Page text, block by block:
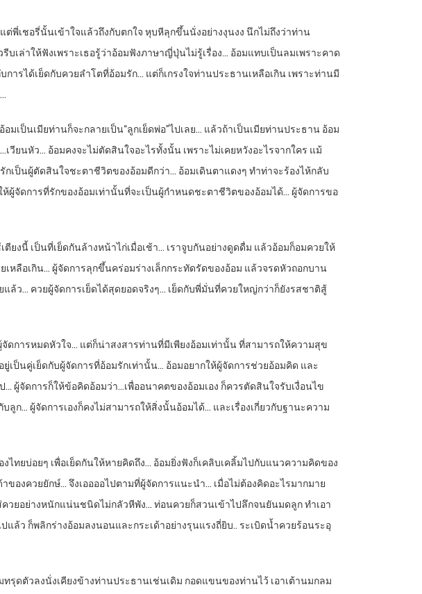
พี่เชอรี่นั้นเข้าใจแล้วถึงกับตกใจ หุบหีลุกขึ้นนั่งอย่างงุนงง นึกไม่ถึงว่าท่าน
ล่าให้ฟังเพราะเธอรู้ว่าอ้อมฟังภาษาญี่ปุ่นไม่รู้เรื่อง… อ้อมแทบเป็นลมเพราะคาด
รได้เย็ดกับควยลำโตที่อ้อมรัก… แต่ก็เกรงใจท่านประธานเหลือเกิน เพราะท่านมี
เป็นเมียท่านก็จะกลายเป็น“ลูกเย็ดพ่อ”ไปเลย… แล้วถ้าเป็นเมียท่านประธาน อ้อม
ยนหัว… อ้อมคงจะไม่ตัดสินใจอะไรทั้งนั้น เพราะไม่เคยหวังอะไรจากใคร แม้
เป็นผู้ตัดสินใจชะตาชีวิตของอ้อมดีกว่า… อ้อมเดินตาแดงๆ ทำท่าจะร้องไห้กลับ
ผู้จัดการที่รักของอ้อมเท่านั้นที่จะเป็นผู้กำหนดชะตาชีวิตของอ้อมได้… ผู้จัดการขอ
ยงนี้ เป็นที่เย็ดกันล้างหน้าไก่เมื่อเช้า… เราจูบกันอย่างดูดดื่ม แล้วอ้อมก็อมควยให้
หลือเกิน… ผู้จัดการลุกขึ้นคร่อมร่างเล็กกระทัดรัดของอ้อม แล้วจรดหัวถอกบาน
ล้ว… ควยผู้จัดการเย็ดได้สุดยอดจริงๆ… เย็ดกับพี่มั่นที่ควยใหญ่กว่าก็ยังรสชาติสู้
ดการหมดหัวใจ… แต่ก็น่าสงสารท่านที่มีเพียงอ้อมเท่านั้น ที่สามารถให้ความสุข
เป็นคู่เย็ดกับผู้จัดการที่อ้อมรักเท่านั้น… อ้อมอยากให้ผู้จัดการช่วยอ้อมคิด และ
ผู้จัดการก็ให้ข้อคิดอ้อมว่า…เพื่ออนาคตของอ้อมเอง ก็ควรตัดสินใจรับเงื่อนไข
ก… ผู้จัดการเองก็คงไม่สามารถให้สิ่งนั้นอ้อมได้… และเรื่องเกี่ยวกับฐานะความ
ทยบ่อยๆ เพื่อเย็ดกันให้หายคิดถึง… อ้อมยิ่งฟังก็เคลิบเคลิ้มไปกับแนวความคิดของ
องควยยักษ์… จึงเออออไปตามที่ผู้จัดการแนะนำ… เมื่อไม่ต้องคิดอะไรมากมาย
วยอย่างหนักแน่นชนิดไม่กลัวหีพัง… ท่อนควยก็สวนเข้าไปลึกจนยันมดลูก ทำเอา
ล้ว ก็พลิกร่างอ้อมลงนอนและกระเด้าอย่างรุนแรงถี่ยิบ.. ระเบิดน้ำควยร้อนระอุ
ดตัวลงนั่งเคียงข้างท่านประธานเช่นเดิม กอดแขนของท่านไว้ เอาเต้านมกลม